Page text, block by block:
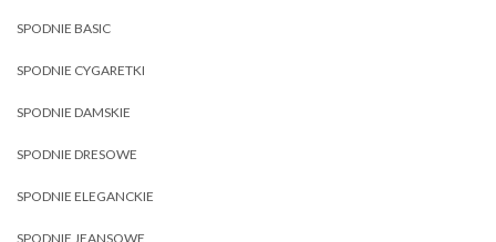
SPODNIE BASIC
SPODNIE CYGARETKI
SPODNIE DAMSKIE
SPODNIE DRESOWE
SPODNIE ELEGANCKIE
SPODNIE JEANSOWE